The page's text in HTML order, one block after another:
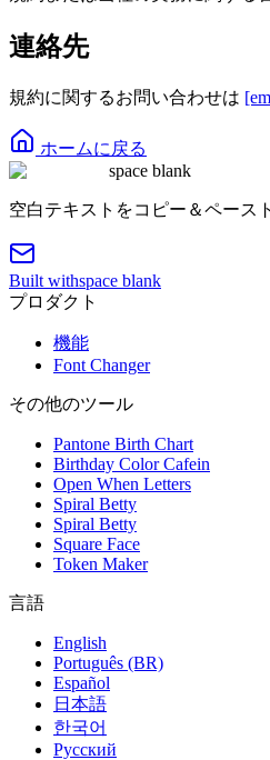
連絡先
規約に関するお問い合わせは
ホームに戻る
space blank
空白テキストをコピー＆ペースト
Built withspace blank
プロダクト
機能
Font Changer
その他のツール
Pantone Birth Chart
Birthday Color Cafein
Open When Letters
Spiral Betty
Spiral Betty
Square Face
Token Maker
言語
English
Português (BR)
Español
日本語
한국어
Русский